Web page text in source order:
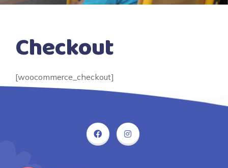
Checkout
[woocommerce_checkout]